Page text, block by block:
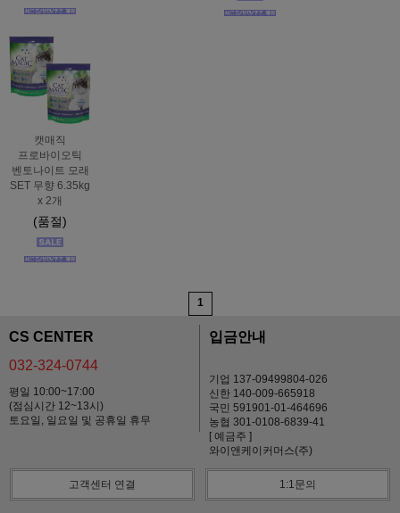
캣매직
프로바이오틱
벤토나이트 모래
SET 무향 6.35kg
x 2개
(품절)
1
CS CENTER
032-324-0744
평일 10:00~17:00
(점심시간 12~13시)
토요일, 일요일 및 공휴일 휴무
입금안내
기업 137-09499804-026
신한 140-009-665918
국민 591901-01-464696
농협 301-0108-6839-41
[ 예금주 ]
와이앤케이커머스(주)
고객센터 연결 1:1문의